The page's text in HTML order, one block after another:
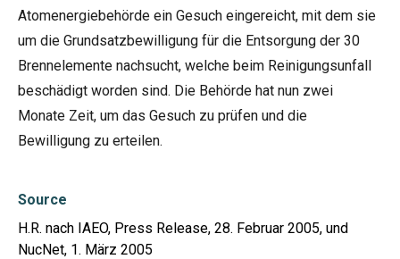
Atomenergiebehörde ein Gesuch eingereicht, mit dem sie
um die Grundsatzbewilligung für die Entsorgung der 30
Brennelemente nachsucht, welche beim Reinigungsunfall
beschädigt worden sind. Die Behörde hat nun zwei
Monate Zeit, um das Gesuch zu prüfen und die
Bewilligung zu erteilen.
Source
H.R. nach IAEO, Press Release, 28. Februar 2005, und
NucNet, 1. März 2005